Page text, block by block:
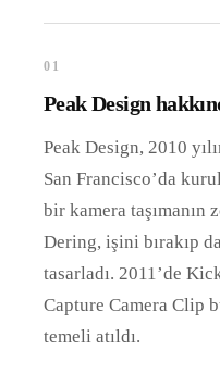
01
Peak Design
Peak Design, 2010
San Francisco’da
bir kamera
Dering, işini bırakıp
tasarladı. 2011’de
Capture Camera Clip
temeli atıldı.